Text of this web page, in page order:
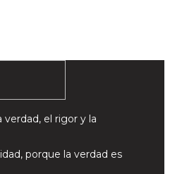
el rigor y la
porque la verdad es